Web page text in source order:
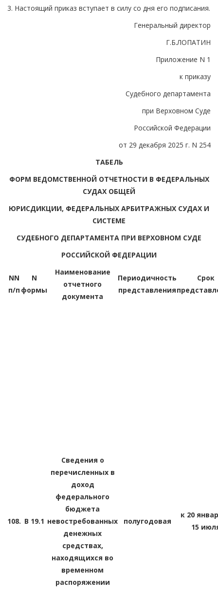
3. Настоящий приказ вступает в силу со дня его подписания.
Генеральный директор
Г.Б.ЛОПАТИН
Приложение N 1
к приказу
Судебного департамента
при Верховном Суде
Российской Федерации
от 29 декабря 2025 г. N 254
ТАБЕЛЬ
ФОРМ ВЕДОМСТВЕННОЙ ОТЧЕТНОСТИ В ФЕДЕРАЛЬНЫХ
СУДАХ ОБЩЕЙ
ЮРИСДИКЦИИ, ФЕДЕРАЛЬНЫХ АРБИТРАЖНЫХ СУДАХ И
СИСТЕМЕ
СУДЕБНОГО ДЕПАРТАМЕНТА ПРИ ВЕРХОВНОМ СУДЕ
РОССИЙСКОЙ ФЕДЕРАЦИИ
NN
п/п
N
формы
Наименование
отчетного
документа
Периодичность
представления
Срок
108. В 19.1
Сведения о
перечисленных в
доход
федерального
бюджета
невостребованных
денежных
средствах,
находящихся во
временном
распоряжении
полугодовая
к 20
15